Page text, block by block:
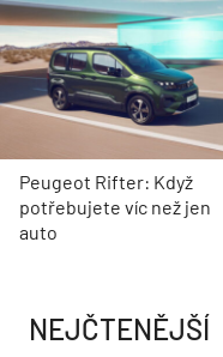
Peugeot Rifter: Když
potřebujete víc než jen
auto
NEJČTENĚJŠÍ